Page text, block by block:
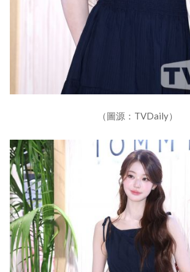
（圖源：TVDaily）